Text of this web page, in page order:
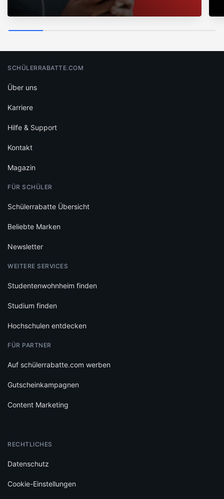
SCHÜLERRABATTE.COM
Über uns
Karriere
Hilfe & Support
Kontakt
Magazin
FÜR SCHÜLER
Schülerrabatte Übersicht
Beliebte Marken
Newsletter
WEITERE SERVICES
Studentenwohnheim finden
Studium finden
Hochschulen entdecken
FÜR PARTNER
Auf schülerrabatte.com werben
Gutscheinkampagnen
Content Marketing
RECHTLICHES
Datenschutz
Cookie-Einstellungen